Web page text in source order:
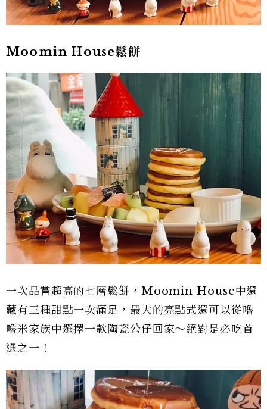
Moomin House鬆餅
一次品嘗超高的七層鬆餅，Moomin House中還
藏有三種甜點一次滿足，最大的亮點式還可以從嚕
嚕米家族中選擇一款陶瓷公仔回家～絕對是必吃首
選之一！